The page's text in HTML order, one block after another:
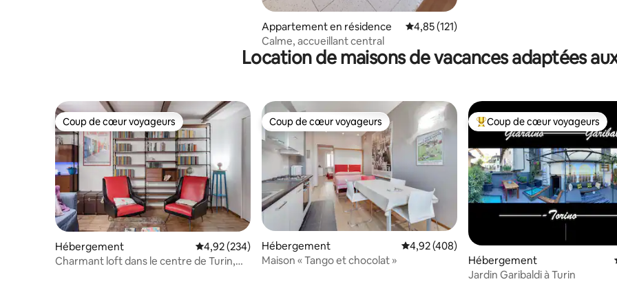
Appartement en résidence Évaluation moyenne sur la base de 121
4,85 (121)
Calme, accueillant central
Location de maisons de vacances adaptées
Coup de cœur voyageurs
Coup de cœur voyageurs
Hébergement Évaluation moyenne sur la base de 234 commentaires : 4,92 sur 5
4,92 (234)
Charmant loft dans le centre de Turin,
Coup de cœur voyageurs
Coup de cœur voyageurs
Hébergement Évaluation moyenne sur la base de 408
4,92 (408)
Maison « Tango et chocolat »
Coups de cœur voyageurs les
Coup de cœur voyageurs
Hébergement
Jardin Garibaldi à Turin